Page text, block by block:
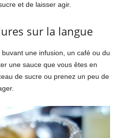
et de laisser agir.
sur la langue
une infusion, un café ou du
une sauce que vous êtes en
de sucre ou prenez un peu de